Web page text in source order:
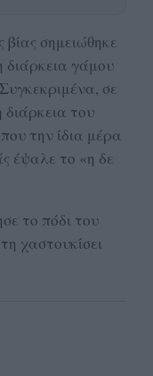
σημειώθηκε
διάρκεια γάμου
σε
του
την ίδια μέρα
έψαλε το «η δε
το πόδι του
χαστουκίσει